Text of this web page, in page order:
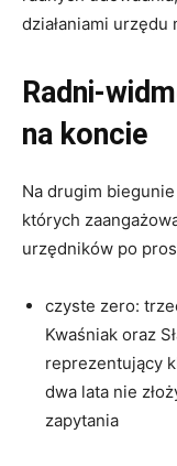
działaniami urzędu
Radni-
na koncie
Na drugim
których
urzędników po
czyste zero:
Kwaśniak oraz
reprezentujący
dwa lata nie
zapytania